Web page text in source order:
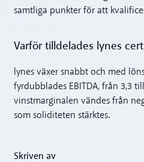
samtliga punkter för att
Varför tilldelades lynes
lynes växer snabbt och med
fyrdubblades EBITDA, från 3,3
vinstmarginalen vändes från
som soliditeten stärktes.
Skriven av